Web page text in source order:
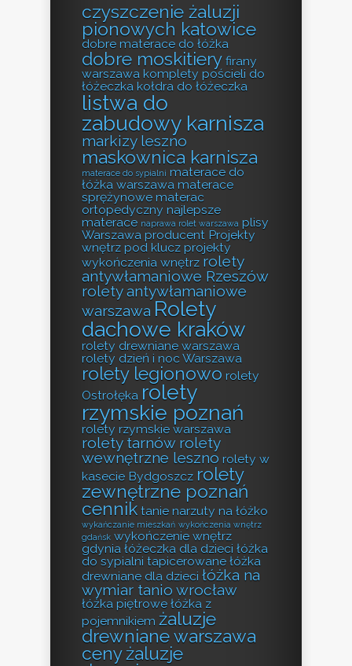
czyszczenie żaluzji
pionowych katowice
dobre materace do łóżka
dobre moskitiery firany
warszawa komplety pościeli do
łóżeczka kołdra do łóżeczka
listwa do
zabudowy karnisza
markizy leszno
maskownica karnisza
materace do sypialni materace do
łóżka warszawa materace
sprężynowe materac
ortopedyczny najlepsze
materace naprawa rolet warszawa plisy
Warszawa producent Projekty
wnętrz pod klucz projekty
wykończenia wnętrz rolety
antywłamaniowe Rzeszów
rolety antywłamaniowe
warszawa Rolety
dachowe kraków
rolety drewniane warszawa
rolety dzień i noc Warszawa
rolety legionowo rolety
Ostrołęka rolety
rzymskie poznań
rolety rzymskie warszawa
rolety tarnów rolety
wewnętrzne leszno rolety w
kasecie Bydgoszcz rolety
zewnętrzne poznań
cennik tanie narzuty na łóżko
wykańczanie mieszkań wykończenia wnętrz
gdańsk wykończenie wnętrz
gdynia łóżeczka dla dzieci łóżka
do sypialni tapicerowane łóżka
drewniane dla dzieci łóżka na
wymiar tanio wrocław
łóżka piętrowe łóżka z
pojemnikiem żaluzje
drewniane warszawa
cenyżaluzje